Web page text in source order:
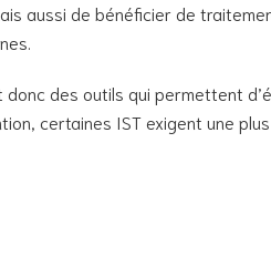
aussi de bénéficier de
des outils qui permettent
certaines IST exigent une